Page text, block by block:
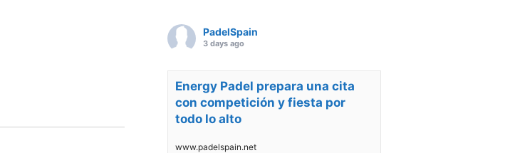
PadelSpain
3 days ago
Energy Padel prepara una cita
con competición y fiesta por
todo lo alto
www.padelspain.net